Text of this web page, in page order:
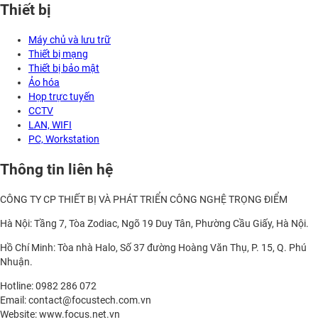
Thiết bị
Máy chủ và lưu trữ
Thiết bị mạng
Thiết bị bảo mật
Ảo hóa
Họp trực tuyến
CCTV
LAN, WIFI
PC, Workstation
Thông tin liên hệ
CÔNG TY CP THIẾT BỊ VÀ PHÁT TRIỂN CÔNG NGHỆ TRỌNG ĐIỂM
Hà Nội: Tầng 7, Tòa Zodiac, Ngõ 19 Duy Tân, Phường Cầu Giấy, Hà Nội.
Hồ Chí Minh: Tòa nhà Halo, Số 37 đường Hoàng Văn Thụ, P. 15, Q. Phú
Nhuận.
Hotline: 0982 286 072
Email: contact@focustech.com.vn
Website: www.focus.net.vn